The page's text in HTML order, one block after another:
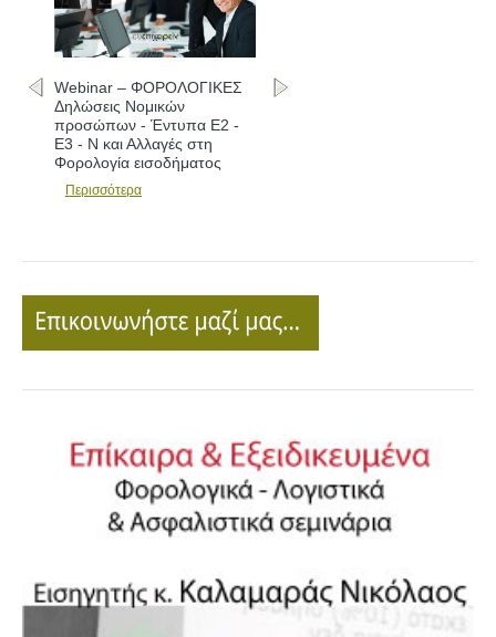
Webinar – ΦΟΡΟΛΟΓΙΚΕΣ
Δηλώσεις Νομικών
προσώπων - Έντυπα Ε2 -
Ε3 - Ν και Αλλαγές στη
Φορολογία εισοδήματος
Περισσότερα